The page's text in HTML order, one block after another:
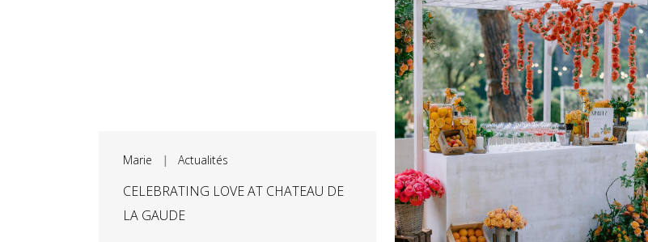
Marie | Actualités
CELEBRATING LOVE AT CHATEAU DE
LA GAUDE